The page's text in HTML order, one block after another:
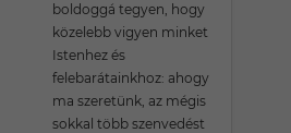
boldoggá tegyen, hogy
közelebb vigyen minket
Istenhez és
felebarátainkhoz: ahogy
ma szeretünk, az mégis
sokkal több szenvedést